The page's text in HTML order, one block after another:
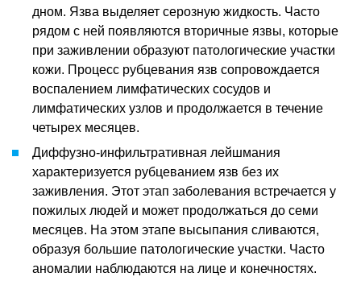
дном. Язва выделяет серозную жидкость. Часто
рядом с ней появляются вторичные язвы, которые
при заживлении образуют патологические участки
кожи. Процесс рубцевания язв сопровождается
воспалением лимфатических сосудов и
лимфатических узлов и продолжается в течение
четырех месяцев.
Диффузно-инфильтративная лейшмания
характеризуется рубцеванием язв без их
заживления. Этот этап заболевания встречается у
пожилых людей и может продолжаться до семи
месяцев. На этом этапе высыпания сливаются,
образуя большие патологические участки. Часто
аномалии наблюдаются на лице и конечностях.